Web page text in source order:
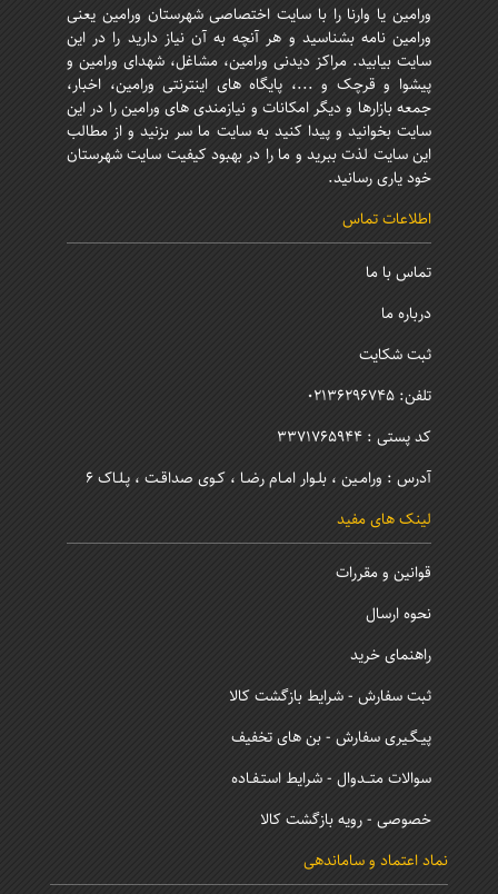
ورامین یا وارنا را با سایت اختصاصی شهرستان ورامین یعنی
ورامین نامه بشناسید و هر آنچه به آن نیاز دارید را در این
سایت بیابید. مراکز دیدنی ورامین، مشاغل، شهدای ورامین و
پیشوا و قرچک و ...، پایگاه های اینترنتی ورامین، اخبار،
جمعه بازارها و دیگر امکانات و نیازمندی های ورامین را در این
سایت بخوانید و پیدا کنید به سایت ما سر بزنید و از مطالب
این سایت لذت ببرید و ما را در بهبود کیفیت سایت شهرستان
خود یاری رسانید.
اطلاعات تماس
تماس با ما
درباره ما
ثبت شکایت
تلفن: 02136296745
کد پستی : 3371765944
آدرس : ورامـین ، بلـوار امـام رضـا ، کـوی صداقـت ، پـلـاک 6
لینک های مفید
قوانین و مقررات
نحوه ارسال
راهنمای خرید
ثبت سفارش - شرایط بازگشت کالا
پیـگـیری سفارش - بن های تخفیف
سوالات متــدوال - شرایط استـفـاده
خصوصی - رویه بازگشت کالا
نماد اعتماد و ساماندهی